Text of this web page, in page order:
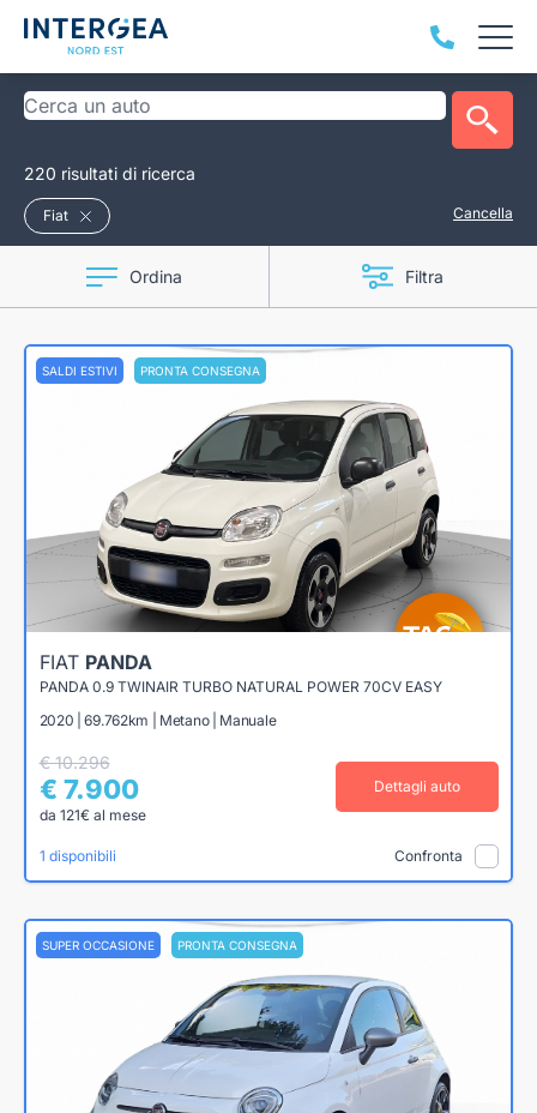
220 risultati di ricerca
Fiat Cancella
Ordina Filtra
SALDI ESTIVI PRONTA CONSEGNA
FIAT PANDA
PANDA 0.9 TWINAIR TURBO NATURAL POWER 70CV EASY
2020 | 69.762km | Metano | Manuale
€ 10.296
€ 7.900
da 121€ al mese
Dettagli auto
1 disponibili Confronta
SUPER OCCASIONE PRONTA CONSEGNA